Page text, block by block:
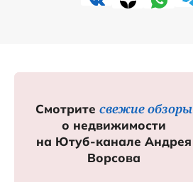
Смотрите свежие обзоры
о недвижимости
на Ютуб-канале Андрея
Ворсова